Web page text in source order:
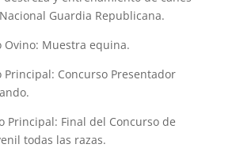
Guardia Republicana.
Ovino: Muestra equina.
Principal: Concurso Presentador
Principal: Final del Concurso de
todas las razas.